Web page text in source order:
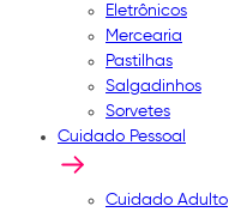
Eletrônicos
Mercearia
Pastilhas
Salgadinhos
Sorvetes
Cuidado Pessoal
Cuidado Adulto